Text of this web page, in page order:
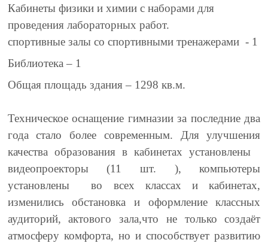
Кабинеты физики и химии с наборами для
проведения лабораторных работ.
спортивные залы со спортивными тренажерами - 1
Библиотека – 1
Общая площадь здания – 1298 кв.м.
Техническое оснащение гимназии за последние два
года стало более современным. Для улучшения
качества образования в кабинетах установлены
видеопроекторы (11 шт. ), компьютеры
установлены во всех классах и кабинетах,
изменились обстановка и оформление классных
аудиторий, актового зала,что не только создаёт
атмосферу комфорта, но и способствует развитию